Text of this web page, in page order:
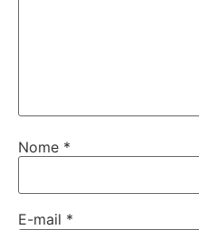
Nome *
E-mail *